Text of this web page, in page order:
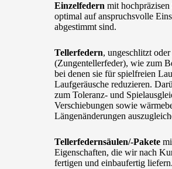
Einzelfedern mit
optimal auf anspruchsvolle
abgestimmt sind.
Tellerfedern, ungeschlitzt
(Zungentellerfeder), wie zum
bei denen sie für spielfreien
Laufgeräusche reduzieren.
zum Toleranz- und
Verschiebungen sowie
Längenänderungen
Tellerfedernsäulen/-Pakete
Eigenschaften, die wir nach
fertigen und einbaufertig liefern.